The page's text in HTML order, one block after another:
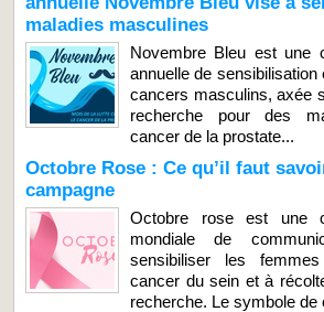
maladies masculines
Novembre Bleu est une
annuelle de sensibilisation
cancers masculins, axée
recherche pour des
cancer de la prostate...
Octobre Rose : Ce qu’il faut
campagne
Octobre rose est une
mondiale de
sensibiliser les
cancer du sein et à
recherche. Le symbole de